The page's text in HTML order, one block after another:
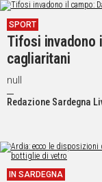
SPORT
Tifosi invadono
cagliaritani
null
Redazione Sardegna
IN SARDEGNA